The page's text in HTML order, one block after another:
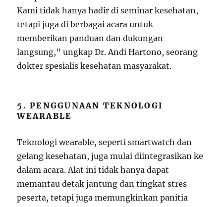
Kami tidak hanya hadir di seminar kesehatan,
tetapi juga di berbagai acara untuk
memberikan panduan dan dukungan
langsung,” ungkap Dr. Andi Hartono, seorang
dokter spesialis kesehatan masyarakat.
5. PENGGUNAAN TEKNOLOGI
WEARABLE
Teknologi wearable, seperti smartwatch dan
gelang kesehatan, juga mulai diintegrasikan ke
dalam acara. Alat ini tidak hanya dapat
memantau detak jantung dan tingkat stres
peserta, tetapi juga memungkinkan panitia